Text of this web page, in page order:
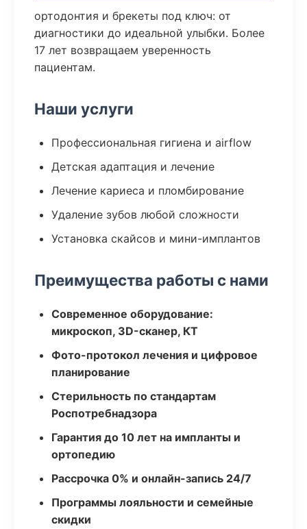
ортодонтия и брекеты под ключ: от
диагностики до идеальной улыбки. Более
17 лет возвращаем уверенность
пациентам.
Наши услуги
Профессиональная гигиена и airflow
Детская адаптация и лечение
Лечение кариеса и пломбирование
Удаление зубов любой сложности
Установка скайсов и мини-имплантов
Преимущества работы с нами
Современное оборудование:
микроскоп, 3D-сканер, КТ
Фото-протокол лечения и цифровое
планирование
Стерильность по стандартам
Роспотребнадзора
Гарантия до 10 лет на импланты и
ортопедию
Рассрочка 0% и онлайн-запись 24/7
Программы лояльности и семейные
скидки